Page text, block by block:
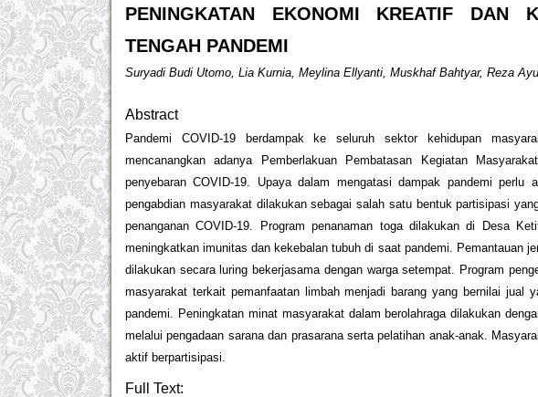
PENINGKATAN EKONOMI KREATIF DAN
TENGAH PANDEMI
Suryadi Budi Utomo, Lia Kurnia, Meylina Ellyanti, Muskhaf Bahtyar, Reza
Abstract
Pandemi COVID-19 berdampak ke seluruh sektor kehidupan
mencanangkan adanya Pemberlakuan Pembatasan Kegiatan
penyebaran COVID-19. Upaya dalam mengatasi dampak pandemi perlu
pengabdian masyarakat dilakukan sebagai salah satu bentuk partisipasi
penanganan COVID-19. Program penanaman toga dilakukan di Desa
meningkatkan imunitas dan kekebalan tubuh di saat pandemi. Pemantauan
dilakukan secara luring bekerjasama dengan warga setempat. Program
masyarakat terkait pemanfaatan limbah menjadi barang yang bernilai jual
pandemi. Peningkatan minat masyarakat dalam berolahraga dilakukan
melalui pengadaan sarana dan prasarana serta pelatihan anak-anak.
aktif berpartisipasi.
Full Text: